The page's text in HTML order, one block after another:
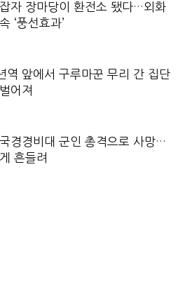
자 장마당이 환전소 됐다…외화
‘풍선효과’
역 앞에서 구루마꾼 무리 간 집단
어져
경경비대 군인 총격으로 사망…
흔들려